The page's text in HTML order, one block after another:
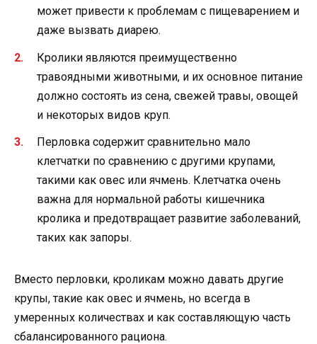
может привести к проблемам с пищеварением и
даже вызвать диарею.
Кролики являются преимущественно
травоядными животными, и их основное питание
должно состоять из сена, свежей травы, овощей
и некоторых видов круп.
Перловка содержит сравнительно мало
клетчатки по сравнению с другими крупами,
такими как овес или ячмень. Клетчатка очень
важна для нормальной работы кишечника
кролика и предотвращает развитие заболеваний,
таких как запоры.
Вместо перловки, кроликам можно давать другие
крупы, такие как овес и ячмень, но всегда в
умеренных количествах и как составляющую часть
сбалансированного рациона.